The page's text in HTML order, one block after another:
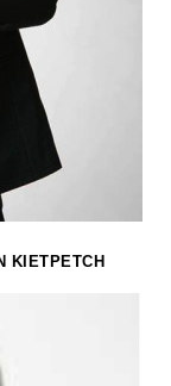
KIETPETCH